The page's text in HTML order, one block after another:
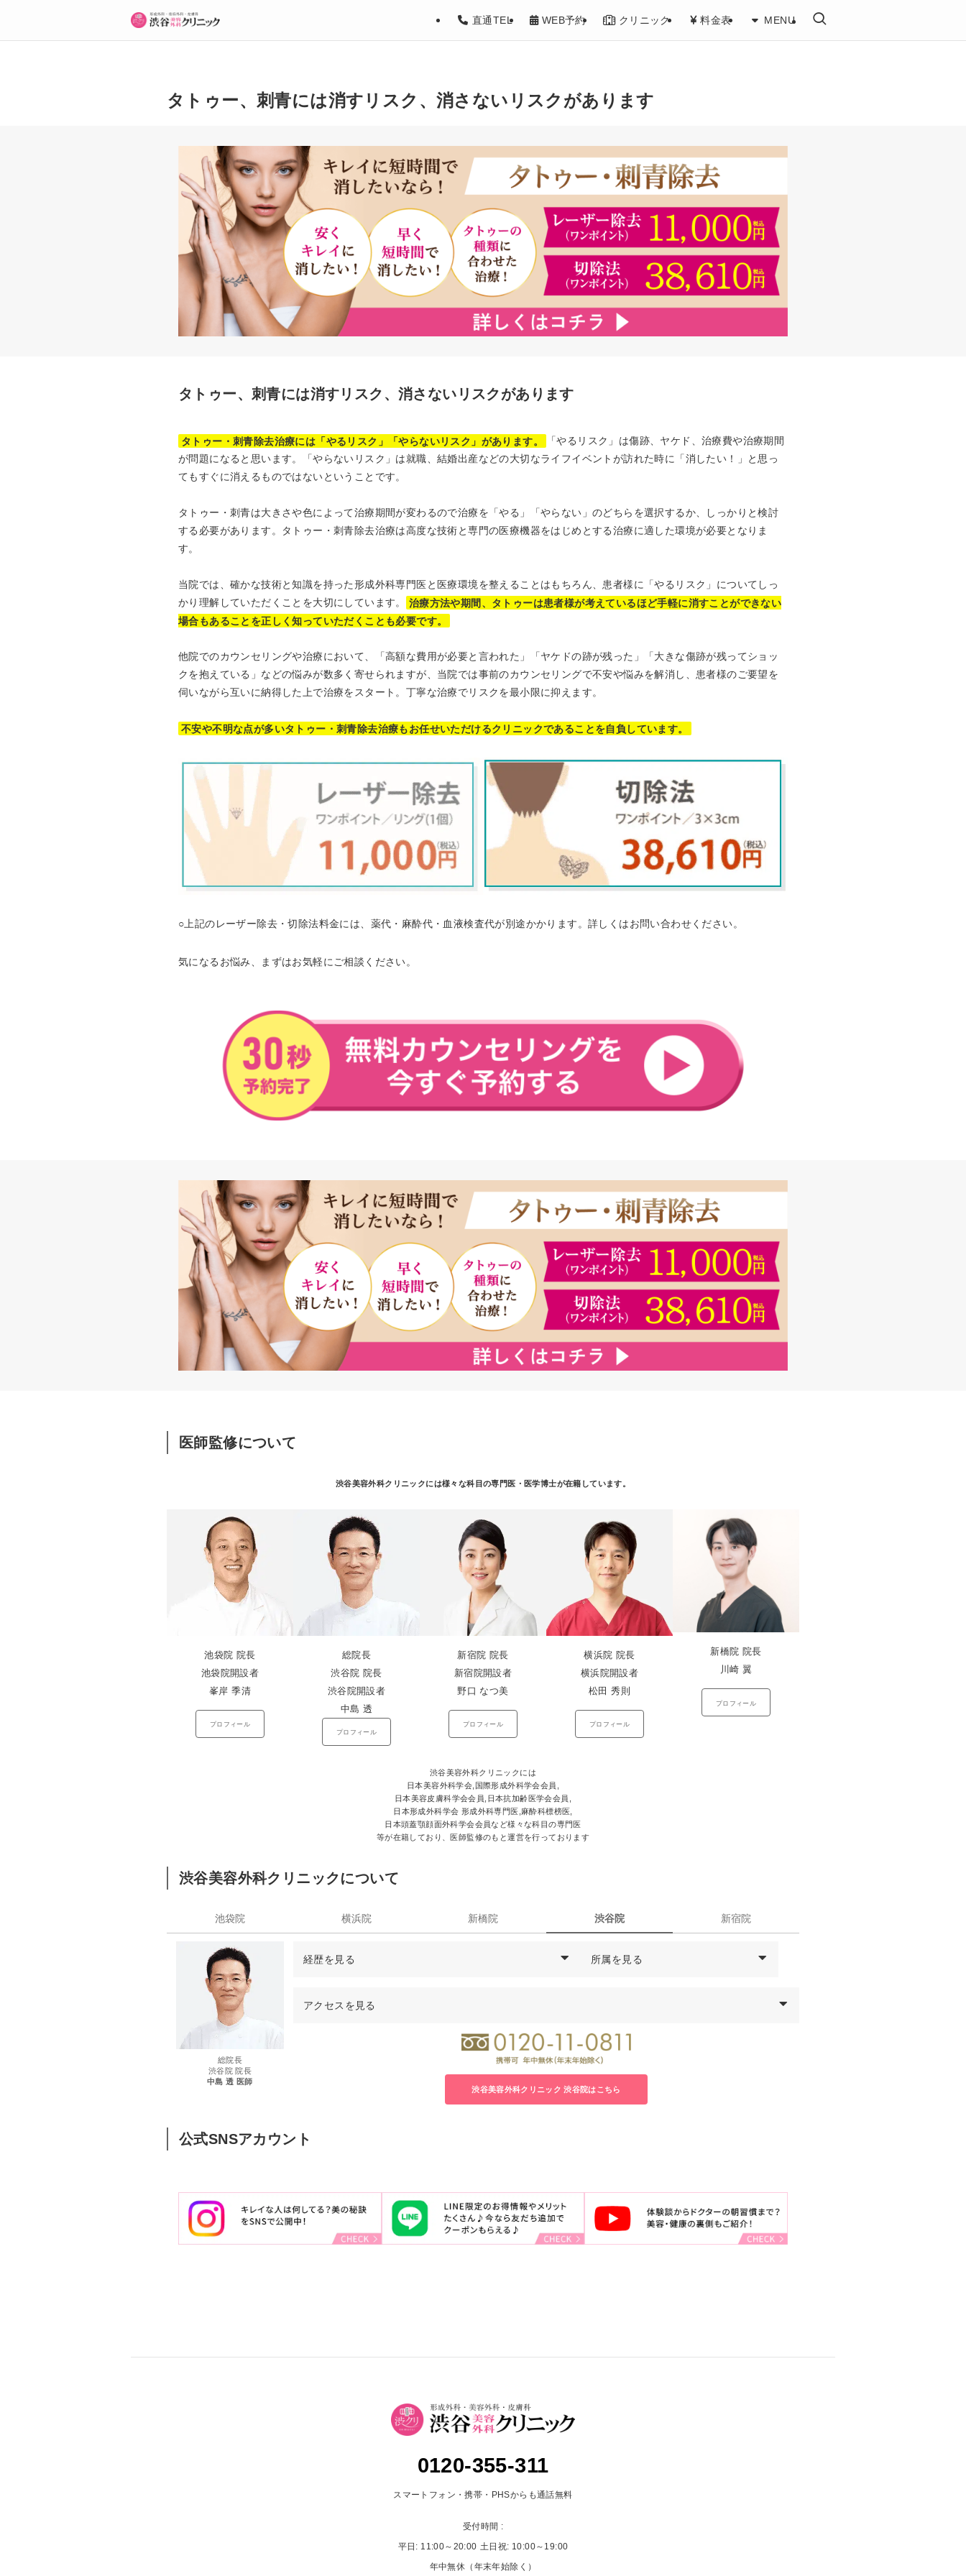
直通TEL WEB予約 クリニック 料金表 MENU
タトゥー、刺青には消すリスク、消さないリスクがあります
タトゥー、刺青には消すリスク、消さないリスクがあります
タトゥー・刺青除去治療には「やるリスク」「やらないリスク」があります。
「やるリスク」は傷跡、ヤケド、治療費や治療期間
が問題になると思います。「やらないリスク」は就職、結婚出産などの大切なライフイベントが訪れた時に「消したい！」と思っ
てもすぐに消えるものではないということです。
タトゥー・刺青は大きさや色によって治療期間が変わるので治療を「やる」「やらない」のどちらを選択するか、しっかりと検討
する必要があります。タトゥー・刺青除去治療は高度な技術と専門の医療機器をはじめとする治療に適した環境が必要となりま
す。
当院では、確かな技術と知識を持った形成外科専門医と医療環境を整えることはもちろん、患者様に「やるリスク」についてしっ
かり理解していただくことを大切にしています。
治療方法や期間、タトゥーは患者様が考えているほど手軽に消すことができない
場合もあることを正しく知っていただくことも必要です。
他院でのカウンセリングや治療において、「高額な費用が必要と言われた」「ヤケドの跡が残った」「大きな傷跡が残ってショッ
クを抱えている」などの悩みが数多く寄せられますが、当院では事前のカウンセリングで不安や悩みを解消し、患者様のご要望を
伺いながら互いに納得した上で治療をスタート。丁寧な治療でリスクを最小限に抑えます。
不安や不明な点が多いタトゥー・刺青除去治療もお任せいただけるクリニックであることを自負しています。
○上記のレーザー除去・切除法料金には、薬代・麻酔代・血液検査代が別途かかります。詳しくはお問い合わせください。
気になるお悩み、まずはお気軽にご相談ください。
医師監修について
渋谷美容外科クリニックには様々な科目の専門医・医学博士が在籍しています。
池袋院 院長
池袋院開設者
峯岸 季清
プロフィール
総院長
渋谷院 院長
渋谷院開設者
中島 透
プロフィール
新宿院 院長
新宿院開設者
野口 なつ美
プロフィール
横浜院 院長
横浜院開設者
松田 秀則
プロフィール
新橋院 院長
川崎 翼
プロフィール
渋谷美容外科クリニックには
日本美容外科学会,国際形成外科学会会員,
日本美容皮膚科学会会員,日本抗加齢医学会会員,
日本形成外科学会 形成外科専門医,麻酔科標榜医,
日本頭蓋顎顔面外科学会会員など様々な科目の専門医
等が在籍しており、医師監修のもと運営を行っております
渋谷美容外科クリニックについて
池袋院 横浜院 新橋院 渋谷院 新宿院
総院長
渋谷院 院長
中島 透 医師
経歴を見る
97年 千葉大学医学部卒業
千葉大学医学部付属病院形成外科勤務
千葉大学大学院修了 医学博士号取得
所属を見る
日本頭蓋顎顔面外科学会会員
日本法医学会会員
アクセスを見る
住所
東京都渋谷区宇田川町22-2
渋谷西村總本店ビル4F
診療時間
月・木・金（祝日をのぞく）
渋谷美容外科クリニック 渋谷院はこちら
公式SNSアカウント
0120-355-311
スマートフォン・携帯・PHSからも通話無料
受付時間 :
平日: 11:00～20:00 土日祝: 10:00～19:00
年中無休（年末年始除く）